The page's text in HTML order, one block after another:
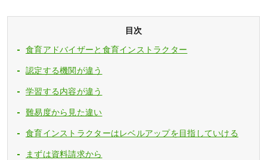
目次
食育アドバイザーと食育インストラクター
認定する機関が違う
学習する内容が違う
難易度から見た違い
食育インストラクターはレベルアップを目指していける
まずは資料請求から